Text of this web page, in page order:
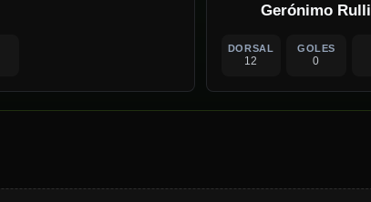
Gerónimo Rulli
DORSAL
12
GOLES
0